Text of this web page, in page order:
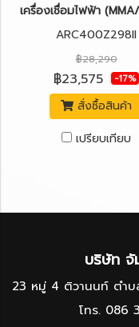
เครื่องเชื่อมไฟฟ้า
ARC400Z298II
฿28,290
฿23,575 -17%
สั่งซื้อสินค้า
เปรียบเทียบ
บริษัท จั
23 หมู่ 4 ติวานนท์ ตำบ
โทร. 086